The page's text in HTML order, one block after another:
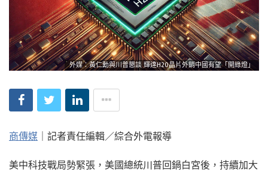
外媒：黃仁勳與川普懇談 輝達H20晶片外銷中國有望「開綠燈」
商傳媒 ｜記者責任編輯／綜合外電報導
美中科技戰局勢緊張，美國總統川普回鍋白宮後，持續加大